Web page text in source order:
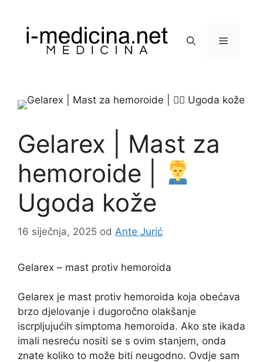
sadržaj
Izbornik
Gelarex | Mast za
hemoroide |
Ugoda kože
16 siječnja, 2025 od Ante Jurić
Gelarex – mast protiv hemoroida
Gelarex je mast protiv hemoroida koja obećava
brzo djelovanje i dugoročno olakšanje
iscrpljujućih simptoma hemoroida. Ako ste ikada
imali nesreću nositi se s ovim stanjem, onda
znate koliko to može biti neugodno. Ovdje sam